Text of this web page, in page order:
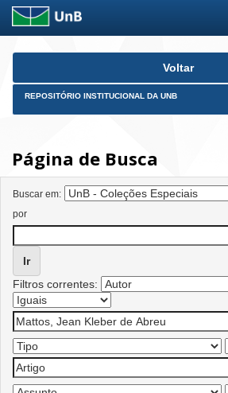
Skip
Voltar
REPOSITÓRIO INSTITUCIONAL DA UNB
Página de Busca
Buscar em:
por
Filtros correntes: